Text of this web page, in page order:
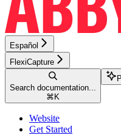
Español
FlexiCapture
Search documentation...
⌘ K
Website
Get Started